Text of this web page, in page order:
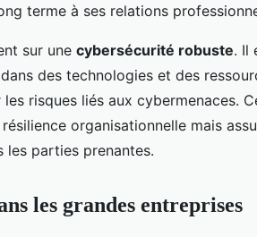
terme à ses relations
sur une cybersécurité robuste. Il
des technologies et des
risques liés aux cybermenaces.
organisationnelle mais
les parties prenantes.
les grandes entreprises